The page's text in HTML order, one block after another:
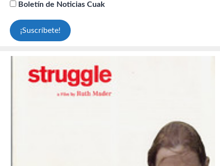
Boletín de Noticias Cuak